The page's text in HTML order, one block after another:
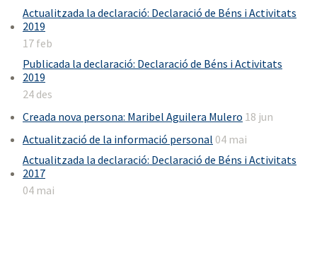
Actualitzada la declaració: Declaració de Béns i Activitats
2019
17 feb
Publicada la declaració: Declaració de Béns i Activitats
2019
24 des
Creada nova persona: Maribel Aguilera Mulero 18 jun
Actualització de la informació personal 04 mai
Actualitzada la declaració: Declaració de Béns i Activitats
2017
04 mai